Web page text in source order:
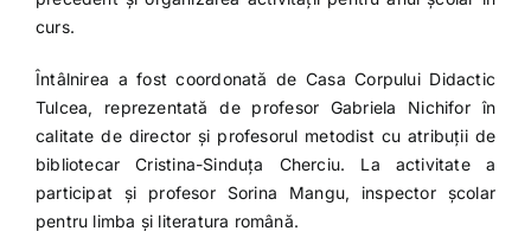
curs.
Întâlnirea a fost coordonată de Casa Corpului Didactic
Tulcea, reprezentată de profesor Gabriela Nichifor în
calitate de director și profesorul metodist cu atribuții de
bibliotecar Cristina-Sinduța Cherciu. La activitate a
participat și profesor Sorina Mangu, inspector școlar
pentru limba și literatura română.